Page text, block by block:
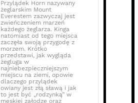
Przylądek Horn nazywany
żeglarskim Mount
Everestem zazwyczaj jest
zwieńczeniem marzeń
każdego żeglarza. Kinga
natomiast od tego miejsca
zaczęła swoją przygodę z
morzem. Krótko
przedstawi, jak wygląda
żegluga w
najniebezpieczniejszym
miejscu na ziemi, opowie
dlaczego przylądek
owiany jest złą sławą i jak
to jest być „rodzynką” w
męskiej załodze oraz